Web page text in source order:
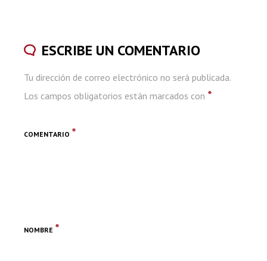
ESCRIBE UN COMENTARIO
Tu dirección de correo electrónico no será publicada.
Los campos obligatorios están marcados con *
COMENTARIO *
NOMBRE *